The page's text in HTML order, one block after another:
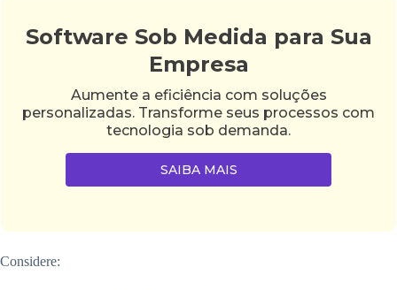
Software Sob Medida para Sua
Empresa
Aumente a eficiência com soluções
personalizadas. Transforme seus processos com
tecnologia sob demanda.
SAIBA MAIS
Considere: